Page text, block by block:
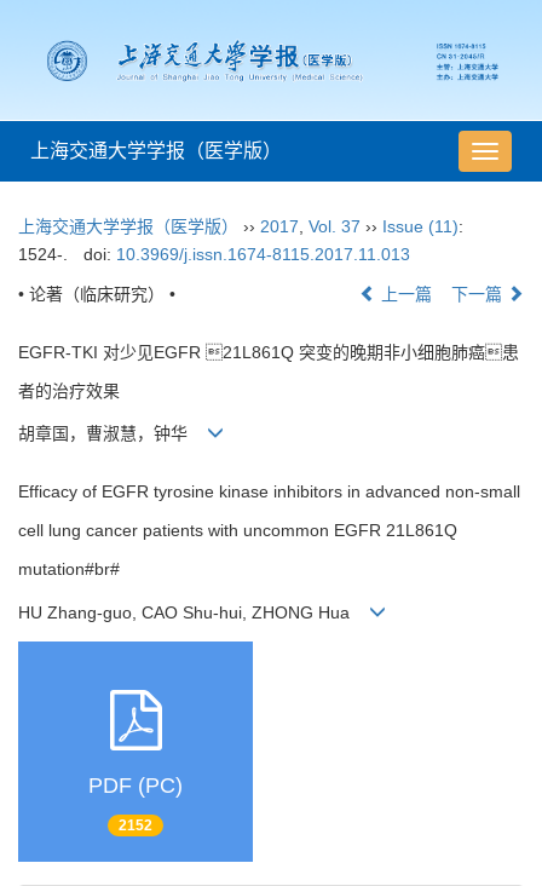
导
航
上海交通大学学报（医学版）
上海交通大学学报（医学版） ›› 2017 Vol. 37 ›› Issue (11):
1524-.
doi: 10.3969/j.issn.1674-8115.2017.11.013
• 论著（临床研究） • 上一篇 下一篇
EGFR-TKI 对少见EGFR 21L861Q 突变的晚期非小细胞肺癌患
者的治疗效果
胡章国，曹淑慧，钟华
Efficacy of EGFR tyrosine kinase inhibitors in advanced non-small
cell lung cancer patients with uncommon EGFR 21L861Q
mutation#br#
HU Zhang-guo, CAO Shu-hui, ZHONG Hua
PDF (PC)
2152